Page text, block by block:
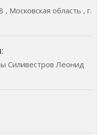
Московская область , г.
Силивестров Леонид